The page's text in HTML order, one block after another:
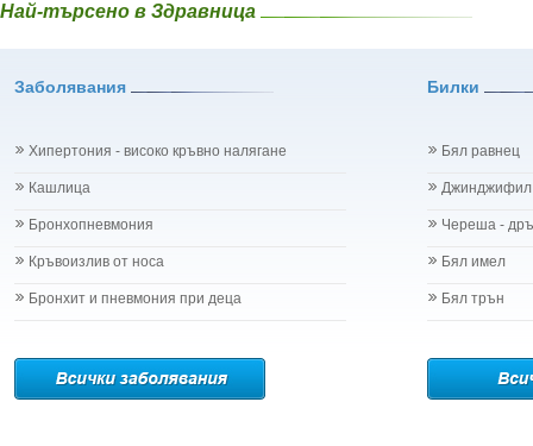
Най-търсено в Здравница
Заболявания Билки
Хипертония - високо кръвно налягане
Кашлица
Бронхопневмония
Кръвоизлив от носа
Бронхит и пневмония при деца
Бял равнец
Джинджифил
Череша -
Бял имел
Бял трън